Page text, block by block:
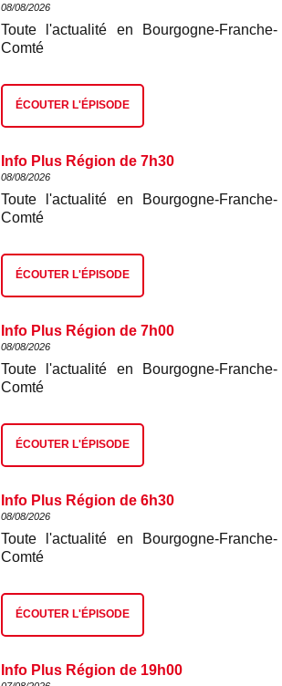
08/08/2026
Toute l'actualité en Bourgogne-Franche-
Comté
ÉCOUTER L'ÉPISODE
Info Plus Région de 7h30
08/08/2026
Toute l'actualité en Bourgogne-Franche-
Comté
ÉCOUTER L'ÉPISODE
Info Plus Région de 7h00
08/08/2026
Toute l'actualité en Bourgogne-Franche-
Comté
ÉCOUTER L'ÉPISODE
Info Plus Région de 6h30
08/08/2026
Toute l'actualité en Bourgogne-Franche-
Comté
ÉCOUTER L'ÉPISODE
Info Plus Région de 19h00